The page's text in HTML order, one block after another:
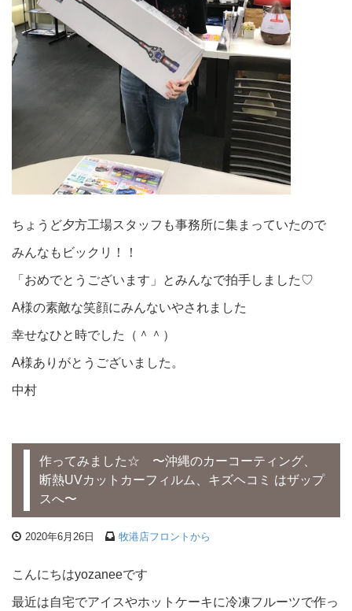
ちょうど夕方工場スタッフも事務所に集まっていたので
みんなもビックリ！！
「おめでとうございます」とみんなで拍手しました♡
A様の素敵な笑顔にみんないやされました
幸せなひと時でした（＾＾）
A様ありがとうございました。
中村
作ってみました☆ 〜沖縄のカーコーティング、
断熱UVカットカーフィルム、キズヘコミ はザップ
スへ〜
2020年6月26日 牧港店フロントから
こんにちはyozaneeです
最近は自宅でアイスやホットケーキに冷凍フルーツで作っ